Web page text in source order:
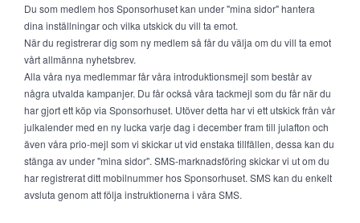
Du som medlem hos Sponsorhuset kan under "mina sidor" hantera
dina inställningar och vilka utskick du vill ta emot.
När du registrerar dig som ny medlem så får du välja om du vill ta emot
vårt allmänna nyhetsbrev.
Alla våra nya medlemmar får våra introduktionsmejl som består av
några utvalda kampanjer. Du får också våra tackmejl som du får när du
har gjort ett köp via Sponsorhuset. Utöver detta har vi ett utskick från vår
julkalender med en ny lucka varje dag i december fram till julafton och
även våra prio-mejl som vi skickar ut vid enstaka tillfällen, dessa kan du
stänga av under "mina sidor". SMS-marknadsföring skickar vi ut om du
har registrerat ditt mobilnummer hos Sponsorhuset. SMS kan du enkelt
avsluta genom att följa instruktionerna i våra SMS.